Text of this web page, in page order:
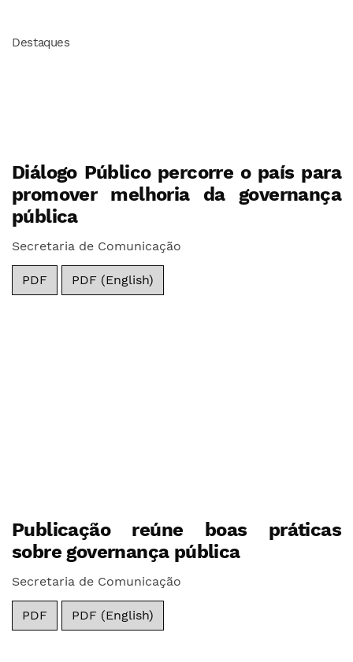
Destaques
Diálogo Público percorre o país para
promover melhoria da governança
pública
Secretaria de Comunicação
PDF PDF (English)
Publicação reúne boas práticas
sobre governança pública
Secretaria de Comunicação
PDF PDF (English)